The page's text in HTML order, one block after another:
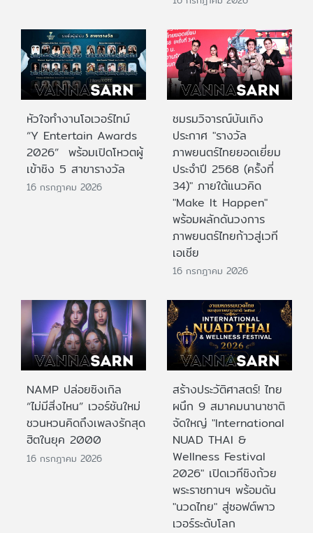
หัวใจทำงานโอเวอร์ไทม์
“Y Entertain Awards
2026” พร้อมเปิดโหวตผู้
เข้าชิง 5 สาขารางวัล
16 กรกฎาคม 2026
ชมรมวิจารณ์บันเทิง
ประกาศ "รางวัล
ภาพยนตร์ไทยยอดเยี่ยม
ประจําปี 2568 (ครั้งที่
34)" ภายใต้แนวคิด
"Make It Happen"
พร้อมผลักดันวงการ
ภาพยนตร์ไทยก้าวสู่เวที
เอเชีย
16 กรกฎาคม 2026
NAMP ปล่อยซิงเกิล
“ไม่มีสิ่งไหน” เวอร์ชันใหม่
ชวนหวนคิดถึงเพลงรักสุด
ฮิตในยุค 2000
16 กรกฎาคม 2026
สร้างประวัติศาสตร์! ไทย
ผนึก 9 สมาคมนานาชาติ
จัดใหญ่ "International
NUAD THAI &
Wellness Festival
2026" เปิดเวทีชิงถ้วย
พระราชทานฯ พร้อมดัน
"นวดไทย" สู่ซอฟต์พาว
เวอร์ระดับโลก